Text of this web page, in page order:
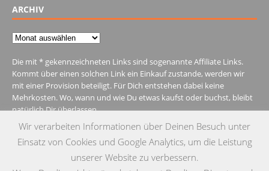
ARCHIV
Archiv
Die mit * gekennzeichneten Links sind sogenannte Affiliate Links.
Kommt über einen solchen Link ein Einkauf zustande, werden wir
mit einer Provision beteiligt. Für Dich entstehen dabei keine
Mehrkosten. Wo, wann und wie Du etwas kaufst oder buchst, bleibt
natürlich Dir überlassen.
Wir verarbeiten Informationen über Deinen Besuch unter
Einsatz von Cookies und Google Analytics, um die Leistung
unserer Website zu verbessern.